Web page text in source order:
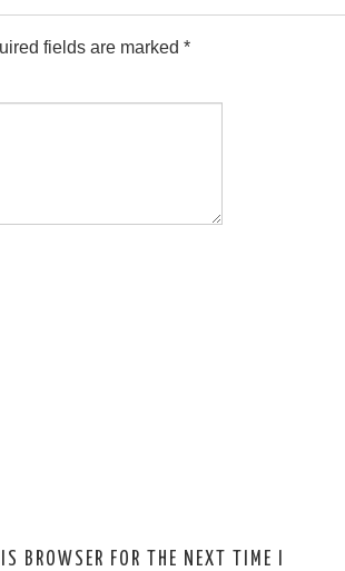
fields are marked *
BROWSER FOR THE NEXT TIME I